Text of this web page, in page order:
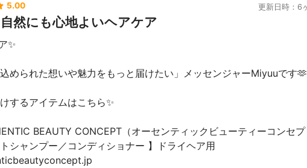
5.00 更新日時：6
然にも心地よいヘアケア
✨
込められた想いや魅力をもっと届けたい」メッセンジャーMiyuuです🫶
するアイテムはこちら✨
BEAUTY CONCEPT（オーセンティックビューティーコンセ
シャンプー／コンディショナー 】ドライヘア用